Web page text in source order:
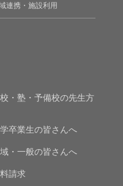
連携・施設利用
・塾・予備校の先生方
卒業生の皆さんへ
・一般の皆さんへ
請求